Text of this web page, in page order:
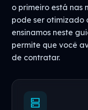
o primeiro está nas
pode ser otimizado
ensinamos neste
permite que você
de contratar.
dns